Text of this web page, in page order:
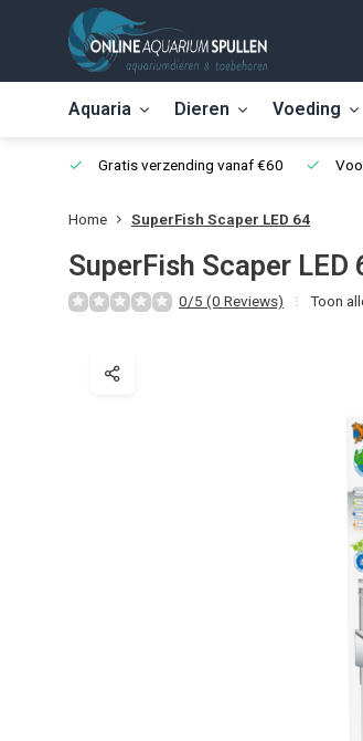
Aquaria Dieren Voeding
Gratis verzending vanaf €60
Home SuperFish Scaper LED 64
SuperFish Scaper LED
0/5 (0 Reviews) Toon